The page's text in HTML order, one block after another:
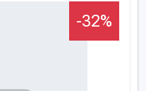
-32%